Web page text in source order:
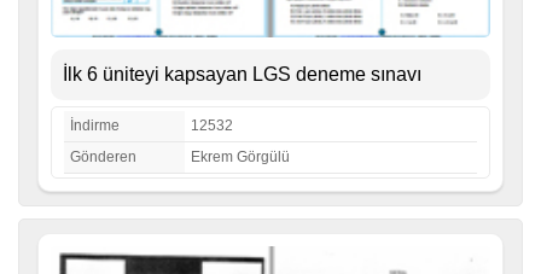
İlk 6 üniteyi kapsayan LGS deneme sınavı
İndirme
12532
Gönderen
Ekrem Görgülü